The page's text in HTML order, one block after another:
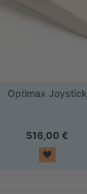
Optimax Joystick
516,00 €